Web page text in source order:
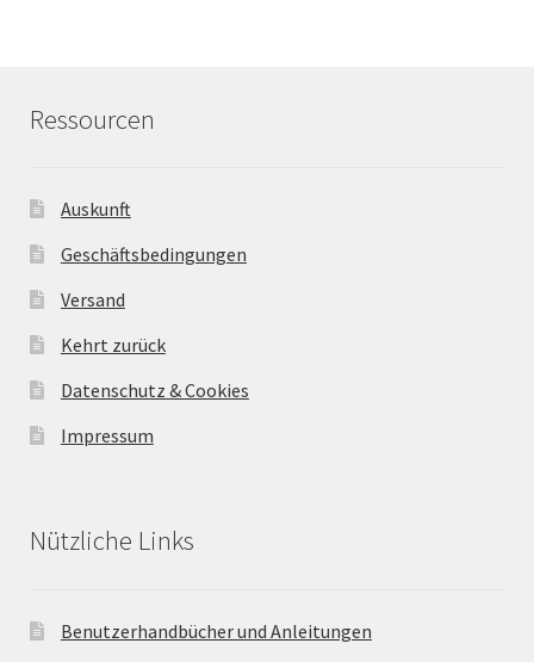
Ressourcen
Auskunft
Geschäftsbedingungen
Versand
Kehrt zurück
Datenschutz & Cookies
Impressum
Nützliche Links
Benutzerhandbücher und Anleitungen